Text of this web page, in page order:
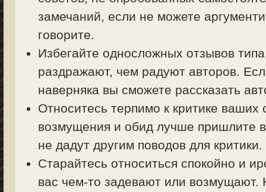
замечаний, если не можете
говорите.
Избегайте односложных отзывов
раздражают, чем радуют авторов.
наверняка вы сможете рассказать
Относитесь терпимо к критике
возмущения и обид лучше пришлите
не дадут другим поводов для критики.
Старайтесь относиться спокойно и
вас чем-то задевают или возмущают.